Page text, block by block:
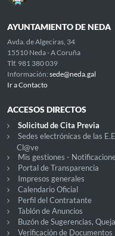
AYUNTAMIENTO DE NEDA
Avda. de Algeciras, 34
15510 Neda - A Coruña
Tlf. 981 380 039
Información: sede@neda.gal
Ir a Contacto
ACCESOS DIRECTOS
Solicitud de Cita Previa
Sedes electrónicas de las
Cl@ve
Mis gestiones -
Portal de Transparencia
Impresos generales
Calendario Oficial
Perfil del Contratante
Tablón de Anuncios
Buzón de Sugerencias,
Verificación de Documentos